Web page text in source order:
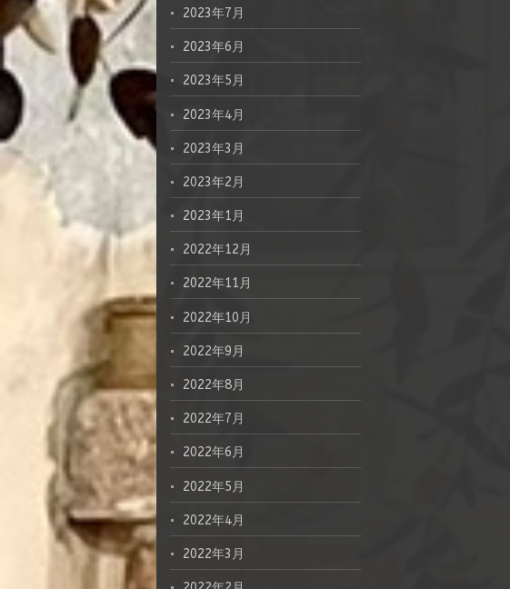
2023年7月
2023年6月
2023年5月
2023年4月
2023年3月
2023年2月
2023年1月
2022年12月
2022年11月
2022年10月
2022年9月
2022年8月
2022年7月
2022年6月
2022年5月
2022年4月
2022年3月